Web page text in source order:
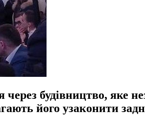
будівництво, яке
його узаконити